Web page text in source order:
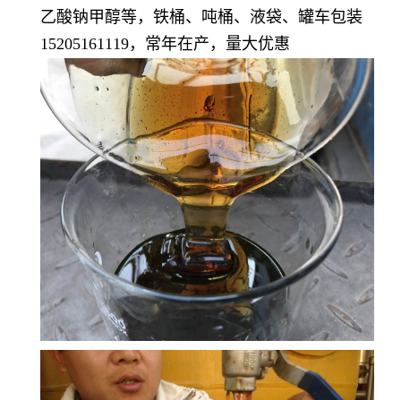
乙酸钠甲醇等，铁桶、吨桶、液袋、罐车包装
15205161119，常年在产，量大优惠